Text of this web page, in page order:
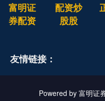
富明证
券配资
配资炒
股股
友情链接：
Powered by 富明证